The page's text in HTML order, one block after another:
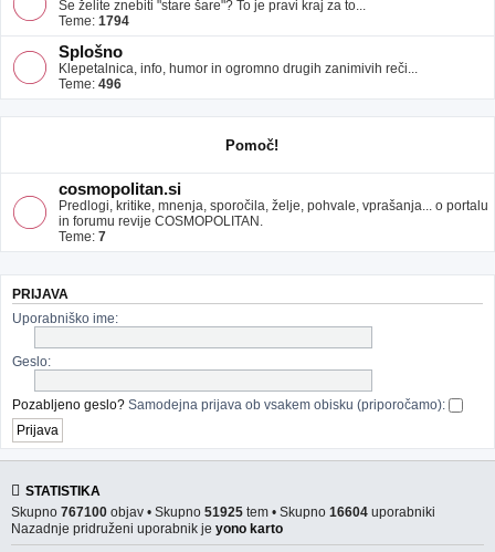
Se želite znebiti "stare šare"? To je pravi kraj za to...
Teme: 1794
Splošno
Klepetalnica, info, humor in ogromno drugih zanimivih reči...
Teme: 496
Pomoč!
cosmopolitan.si
Predlogi, kritike, mnenja, sporočila, želje, pohvale, vprašanja... o portalu
in forumu revije COSMOPOLITAN.
Teme: 7
PRIJAVA
Uporabniško ime:
Geslo:
Pozabljeno geslo? Samodejna prijava ob vsakem obisku (priporočamo):
STATISTIKA
Skupno 767100 objav • Skupno 51925 tem • Skupno 16604 uporabniki
Nazadnje pridruženi uporabnik je yono karto